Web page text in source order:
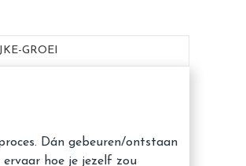
GROEI
Dán gebeuren/ontstaan
hoe je jezelf zou